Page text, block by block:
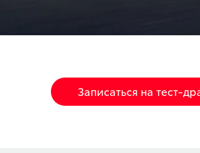
Записаться на тест-